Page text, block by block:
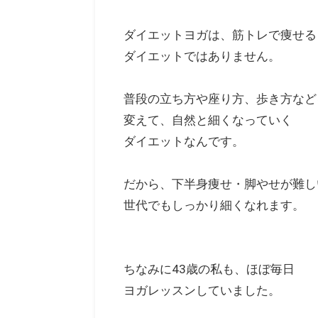
ダイエットヨガは、筋トレで痩せる
ダイエットではありません。
普段の立ち方や座り方、歩き方な
変えて、自然と細くなっていく
ダイエットなんです。
だから、下半身痩せ・脚やせが難
世代でもしっかり細くなれます。
ちなみに43歳の私も、ほぼ毎日
ヨガレッスンしていました。